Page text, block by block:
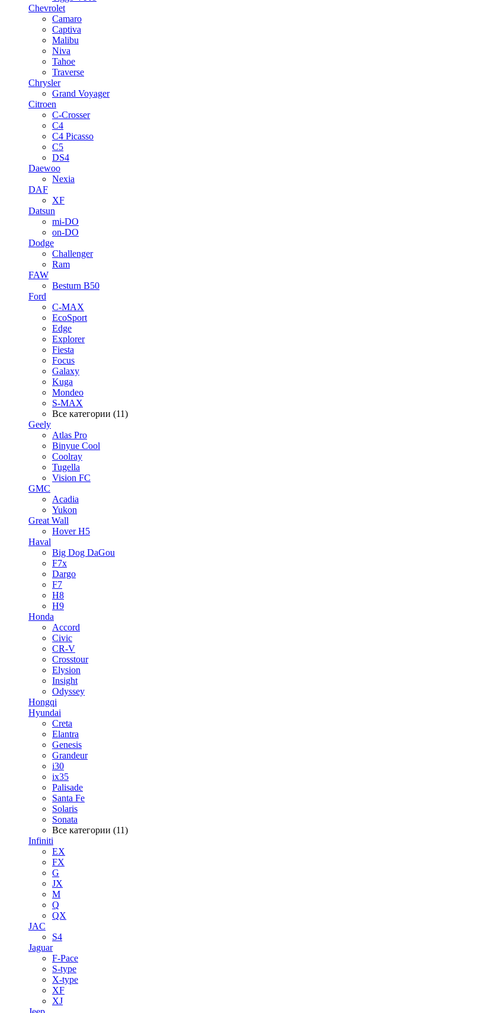
Chevrolet
Camaro
Captiva
Malibu
Niva
Tahoe
Traverse
Chrysler
Grand Voyager
Citroen
C-Crosser
C4
C4 Picasso
C5
DS4
Daewoo
Nexia
DAF
XF
Datsun
mi-DO
on-DO
Dodge
Challenger
Ram
FAW
Besturn B50
Ford
C-MAX
EcoSport
Edge
Explorer
Fiesta
Focus
Galaxy
Kuga
Mondeo
S-MAX
Все категории (11)
Geely
Atlas Pro
Binyue Cool
Coolray
Tugella
Vision FC
GMC
Acadia
Yukon
Great Wall
Hover H5
Haval
Big Dog DaGou
F7x
Dargo
F7
H8
H9
Honda
Accord
Civic
CR-V
Crosstour
Elysion
Insight
Odyssey
Hongqi
Hyundai
Creta
Elantra
Genesis
Grandeur
i30
ix35
Palisade
Santa Fe
Solaris
Sonata
Все категории (11)
Infiniti
EX
FX
G
JX
M
Q
QX
JAC
S4
Jaguar
F-Pace
S-type
X-type
XF
XJ